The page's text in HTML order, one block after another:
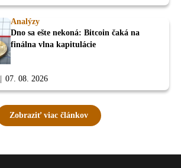
Analýzy
Dno sa ešte nekoná: Bitcoin čaká na
finálna vlna kapitulácie
07. 08. 2026
Zobraziť viac článkov